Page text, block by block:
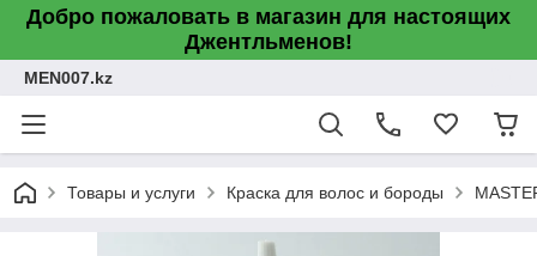
Добро пожаловать в магазин для настоящих
Джентльменов!
MEN007.kz
Товары и услуги Краска для волос и бороды